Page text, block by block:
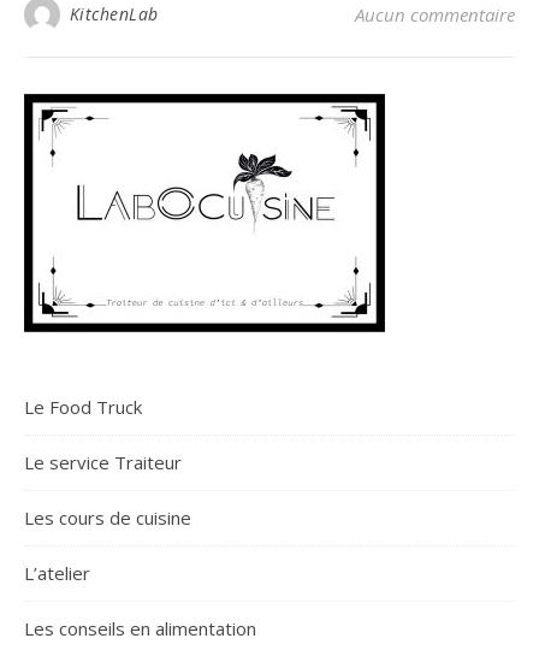
KitchenLab Aucun commentaire
Le Food Truck
Le service Traiteur
Les cours de cuisine
L’atelier
Les conseils en alimentation